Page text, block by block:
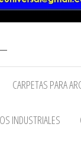
CARPETAS PARA
INDUSTRIALES